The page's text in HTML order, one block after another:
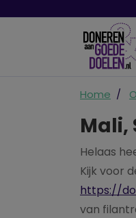
Home
Mali,
Helaas
Kijk voor
https://
van